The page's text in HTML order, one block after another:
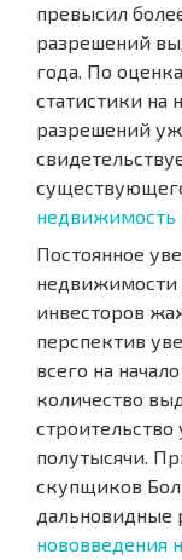
превысил
разрешений
года. По
статистики на
разрешений
недвижимость
Постоянное
недвижимости
инвесторов
перспектив
всего на
количество
полутысячи.
скупщиков
дальновидные
нововведения